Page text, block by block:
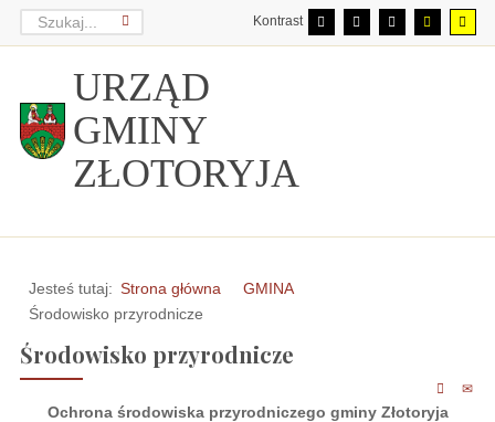
Kontrast
URZĄD
GMINY
ZŁOTORYJA
Jesteś tutaj: Strona główna
GMINA
Środowisko przyrodnicze
Środowisko przyrodnicze
Ochrona środowiska przyrodniczego gminy Złotoryja